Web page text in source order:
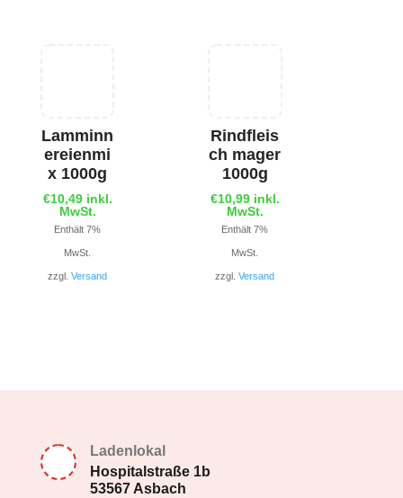
Lamminn
ereienmi
x 1000g
€10,49 inkl.
MwSt.
Enthält 7%
MwSt.
zzgl.Versand
Rindfleis
ch mager
1000g
€10,99 inkl.
MwSt.
Enthält 7%
MwSt.
zzgl.Versand
Ladenlokal
Hospitalstraße 1b
53567 Asbach